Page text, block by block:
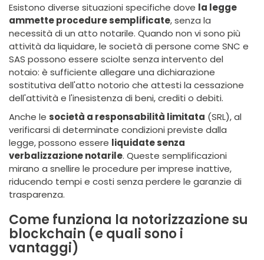
Esistono diverse situazioni specifiche dove la legge
ammette procedure semplificate, senza la
necessità di un atto notarile. Quando non vi sono più
attività da liquidare, le società di persone come SNC e
SAS possono essere sciolte senza intervento del
notaio: è sufficiente allegare una dichiarazione
sostitutiva dell'atto notorio che attesti la cessazione
dell'attività e l'inesistenza di beni, crediti o debiti.
Anche le società a responsabilità limitata (SRL), al
verificarsi di determinate condizioni previste dalla
legge, possono essere liquidate senza
verbalizzazione notarile. Queste semplificazioni
mirano a snellire le procedure per imprese inattive,
riducendo tempi e costi senza perdere le garanzie di
trasparenza.
Come funziona la notorizzazione su
blockchain (e quali sono i
vantaggi)